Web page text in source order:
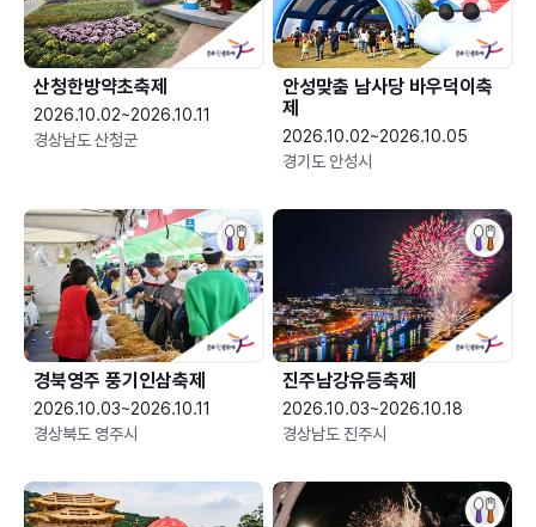
산청한방약초축제
2026.10.02~2026.10.11
경상남도 산청군
안성맞춤 남사당 바우덕이축
제
2026.10.02~2026.10.05
경기도 안성시
경북영주 풍기인삼축제
2026.10.03~2026.10.11
경상북도 영주시
진주남강유등축제
2026.10.03~2026.10.18
경상남도 진주시